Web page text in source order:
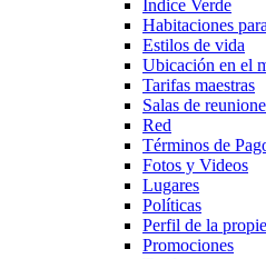
Índice Verde
Habitaciones
Estilos de vida
Ubicación en el
Tarifas maestras
Salas de
Red
Términos de
Fotos y Videos
Lugares
Políticas
Perfil de la
Promociones